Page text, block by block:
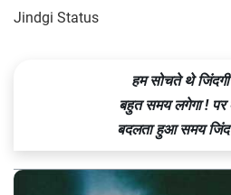
Jindgi Status
हम सोचते थे
बहुत समय लगेगा ! पर
बदलता हुआ समय